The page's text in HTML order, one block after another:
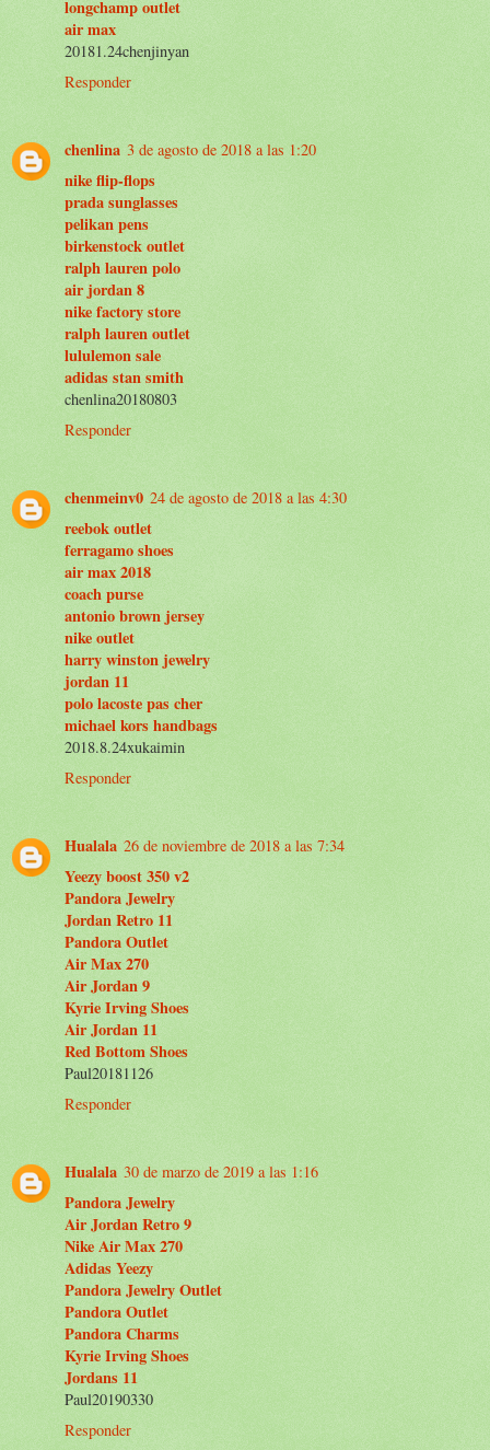
longchamp outlet
air max
20181.24chenjinyan
Responder
chenlina 3 de agosto de 2018 a las 1:20
nike flip-flops
prada sunglasses
pelikan pens
birkenstock outlet
ralph lauren polo
air jordan 8
nike factory store
ralph lauren outlet
lululemon sale
adidas stan smith
chenlina20180803
Responder
chenmeinv0 24 de agosto de 2018 a las 4:30
reebok outlet
ferragamo shoes
air max 2018
coach purse
antonio brown jersey
nike outlet
harry winston jewelry
jordan 11
polo lacoste pas cher
michael kors handbags
2018.8.24xukaimin
Responder
Hualala 26 de noviembre de 2018 a las 7:34
Yeezy boost 350 v2
Pandora Jewelry
Jordan Retro 11
Pandora Outlet
Air Max 270
Air Jordan 9
Kyrie Irving Shoes
Air Jordan 11
Red Bottom Shoes
Paul20181126
Responder
Hualala 30 de marzo de 2019 a las 1:16
Pandora Jewelry
Air Jordan Retro 9
Nike Air Max 270
Adidas Yeezy
Pandora Jewelry Outlet
Pandora Outlet
Pandora Charms
Kyrie Irving Shoes
Jordans 11
Paul20190330
Responder